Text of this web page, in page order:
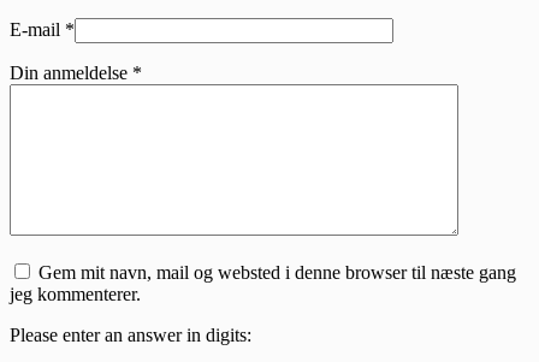
E-mail *
Din anmeldelse *
Gem mit navn, mail og websted i denne browser til næste gang
jeg kommenterer.
Please enter an answer in digits: